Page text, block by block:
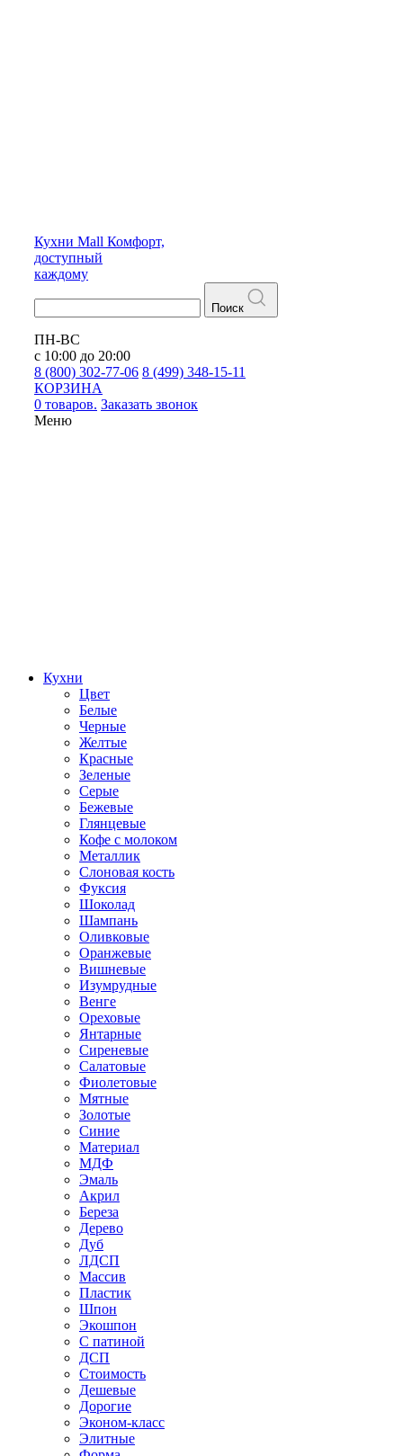
Кухни Mall Комфорт,
доступный
каждому
Поиск
ПН-ВС
с 10:00 до 20:00
8 (800) 302-77-06 8 (499) 348-15-11
КОРЗИНА
0 товаров. Заказать звонок
Меню
Кухни
Цвет
Белые
Черные
Желтые
Красные
Зеленые
Серые
Бежевые
Глянцевые
Кофе с молоком
Металлик
Слоновая кость
Фуксия
Шоколад
Шампань
Оливковые
Оранжевые
Вишневые
Изумрудные
Венге
Ореховые
Янтарные
Сиреневые
Салатовые
Фиолетовые
Мятные
Золотые
Синие
Материал
МДФ
Эмаль
Акрил
Береза
Дерево
Дуб
ЛДСП
Массив
Пластик
Шпон
Экошпон
С патиной
ДСП
Стоимость
Дешевые
Дорогие
Эконом-класс
Элитные